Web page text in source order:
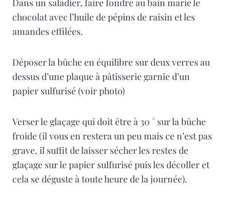
Dans un saladier, faire fondre au bain marie le
chocolat avec l’huile de pépins de raisin et les
amandes effilées.
Déposer la bûche en équilibre sur deux verres au
dessus d’une plaque à pâtisserie garnie d’un
papier sulfurisé (voir photo)
Verser le glaçage qui doit être à 30 ° sur la bûche
froide (il vous en restera un peu mais ce n’est pas
grave, il suffit de laisser sécher les restes de
glaçage sur le papier sulfurisé puis les décoller et
cela se déguste à toute heure de la journée).